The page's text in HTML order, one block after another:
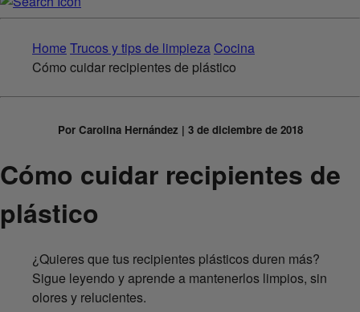
Home Trucos y tips de limpieza Cocina
Cómo cuidar recipientes de plástico
Por Carolina Hernández | 3 de diciembre de 2018
Cómo cuidar recipientes de
plástico
¿Quieres que tus recipientes plásticos duren más?
Sigue leyendo y aprende a mantenerlos limpios, sin
olores y relucientes.